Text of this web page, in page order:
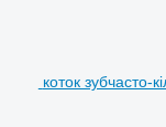
коток зубчасто-